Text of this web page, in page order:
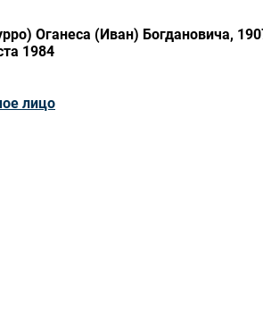
Оганеса (Иван) Богдановича,
1984
лицо